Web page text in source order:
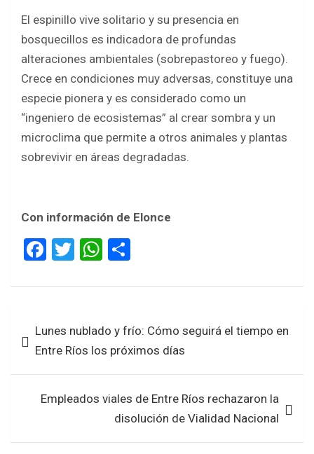
El espinillo vive solitario y su presencia en
bosquecillos es indicadora de profundas
alteraciones ambientales (sobrepastoreo y fuego).
Crece en condiciones muy adversas, constituye una
especie pionera y es considerado como un
“ingeniero de ecosistemas” al crear sombra y un
microclima que permite a otros animales y plantas
sobrevivir en áreas degradadas.
Con información de Elonce
F
ce
o
o
k
T
tt
W
at
A
p
p
ar
de Lunes nublado y frío: Cómo seguirá el tiempo en
Entre Ríos los próximos días
Empleados viales de Entre Ríos rechazaron la
disolución de Vialidad Nacional